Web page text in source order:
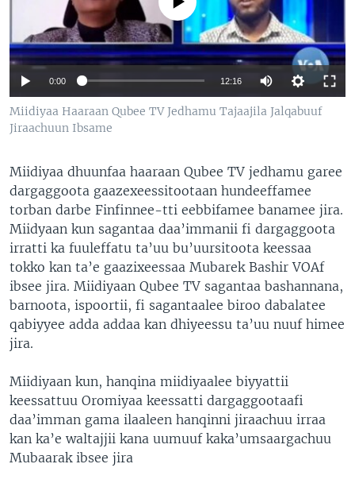
0:00 12:16
Miidiyaa Haaraan Qubee TV Jedhamu Tajaajila Jalqabuuf
Jiraachuun Ibsame
Miidiyaa dhuunfaa haaraan Qubee TV jedhamu garee
dargaggoota gaazexeessitootaan hundeeffamee
torban darbe Finfinnee-tti eebbifamee banamee jira.
Miidyaan kun sagantaa daa’immanii fi dargaggoota
irratti ka fuuleffatu ta’uu bu’uursitoota keessaa
tokko kan ta’e gaazixeessaa Mubarek Bashir VOAf
ibsee jira. Miidiyaan Qubee TV sagantaa bashannana,
barnoota, ispoortii, fi sagantaalee biroo dabalatee
qabiyyee adda addaa kan dhiyeessu ta’uu nuuf himee
jira.
Miidiyaan kun, hanqina miidiyaalee biyyattii
keessattuu Oromiyaa keessatti dargaggootaafi
daa’imman gama ilaaleen hanqinni jiraachuu irraa
kan ka’e waltajjii kana uumuuf kaka’umsaargachuu
Mubaarak ibsee jira